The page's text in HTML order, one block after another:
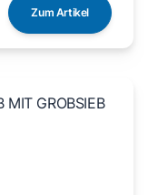
Zum Artikel